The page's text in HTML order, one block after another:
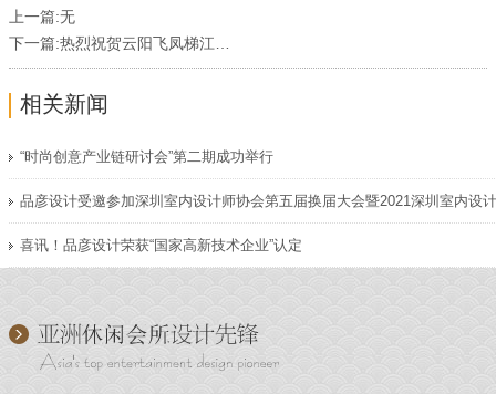
上一篇:无
下一篇:热烈祝贺云阳飞凤梯江风魅力娱乐水疗会所开业大吉！
相关新闻
“时尚创意产业链研讨会”第二期成功举行
喜讯！品彦设计荣获“国家高新技术企业”认定